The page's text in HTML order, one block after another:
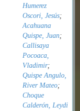
Humerez
Oscori, Jesús;
Acahuana
Quispe, Juan;
Callisaya
Pocoaca,
Vladimir;
Quispe Angulo,
River Mateo;
Choque
Calderón, Leydi